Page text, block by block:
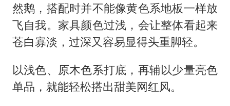
然鹅，搭配时并不能像黄色系地板一样放
飞自我。家具颜色过浅，会让整体看起来
苍白寡淡，过深又容易显得头重脚轻。
以浅色、原木色系打底，再辅以少量亮色
单品，就能轻松搭出甜美网红风。